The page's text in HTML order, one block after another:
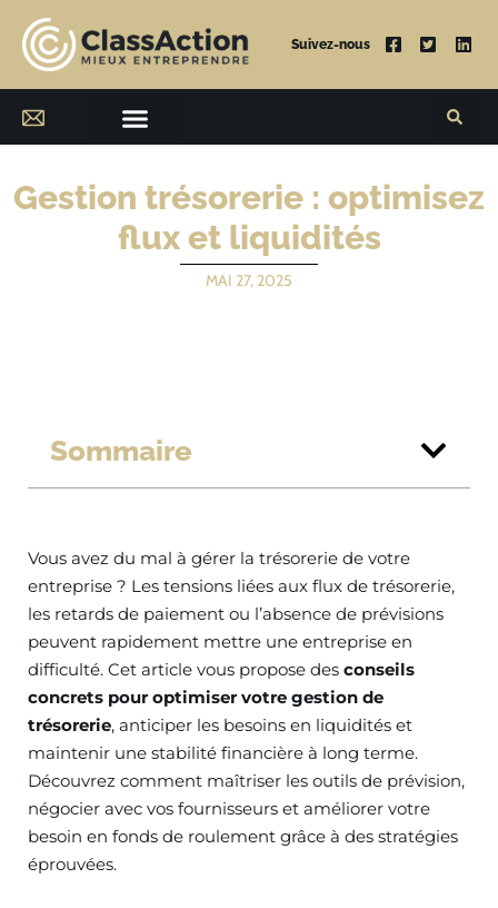
Suivez-nous
Gestion trésorerie : optimisez
flux et liquidités
MAI 27, 2025
Sommaire
Vous avez du mal à gérer la trésorerie de votre
entreprise ? Les tensions liées aux flux de trésorerie,
les retards de paiement ou l’absence de prévisions
peuvent rapidement mettre une entreprise en
difficulté. Cet article vous propose des conseils
concrets pour optimiser votre gestion de
trésorerie, anticiper les besoins en liquidités et
maintenir une stabilité financière à long terme.
Découvrez comment maîtriser les outils de prévision,
négocier avec vos fournisseurs et améliorer votre
besoin en fonds de roulement grâce à des stratégies
éprouvées.